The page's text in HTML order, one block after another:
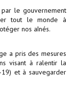
le gouvernement
tout le monde à
nos aînés.
a pris des mesures
visant à ralentir la
et à sauvegarder